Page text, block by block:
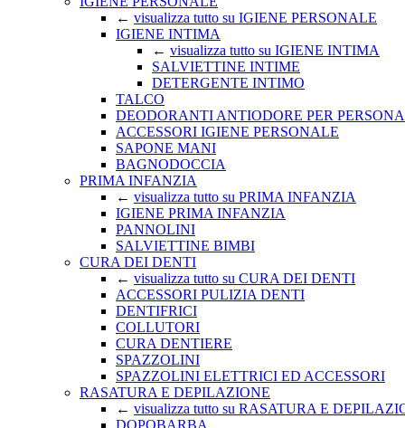
← visualizza tutto su IGIENE PERSONALE
IGIENE INTIMA
← visualizza tutto su IGIENE INTIMA
SALVIETTINE INTIME
DETERGENTE INTIMO
TALCO
DEODORANTI ANTIODORE PER PERSONA
ACCESSORI IGIENE PERSONALE
SAPONE MANI
BAGNODOCCIA
PRIMA INFANZIA
← visualizza tutto su PRIMA INFANZIA
IGIENE PRIMA INFANZIA
PANNOLINI
SALVIETTINE BIMBI
CURA DEI DENTI
← visualizza tutto su CURA DEI DENTI
ACCESSORI PULIZIA DENTI
DENTIFRICI
COLLUTORI
CURA DENTIERE
SPAZZOLINI
SPAZZOLINI ELETTRICI ED ACCESSORI
RASATURA E DEPILAZIONE
← visualizza tutto su RASATURA E
DOPOBARBA